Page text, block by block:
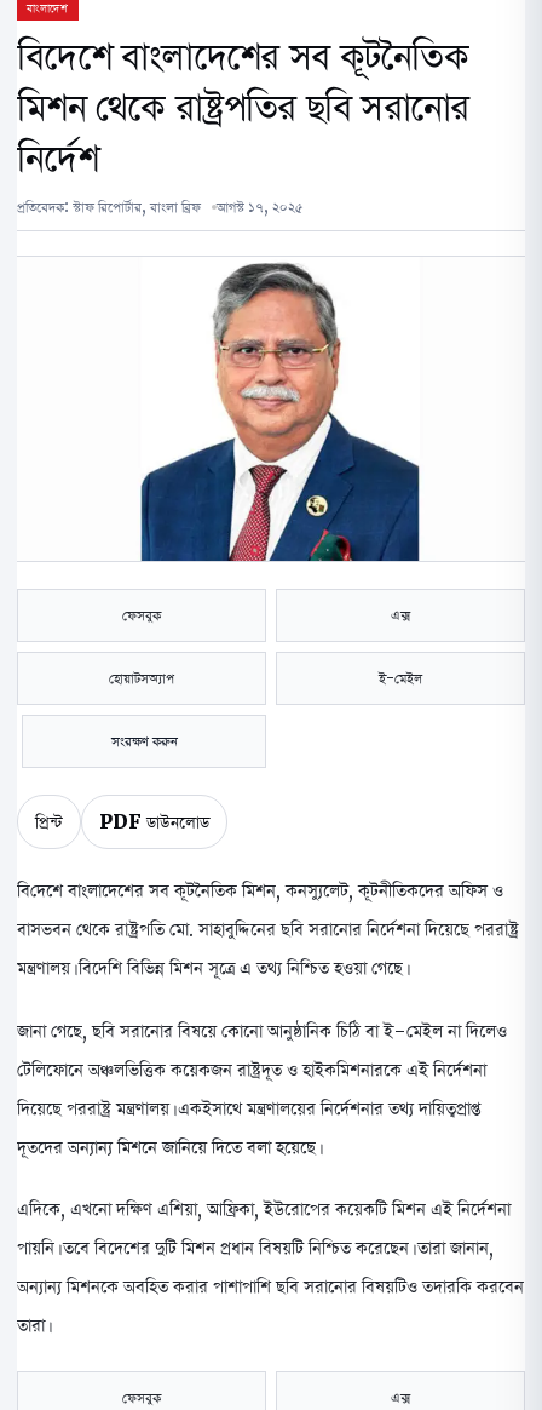
বাংলাদেশ
বিদেশে বাংলাদেশের সব কূটনৈতিক
মিশন থেকে রাষ্ট্রপতির ছবি সরানোর
নির্দেশ
প্রতিবেদক: স্টাফ রিপোর্টার, বাংলা ব্রিফ আগস্ট ১৭, ২০২৫
ফেসবুক এক্স
হোয়াটসঅ্যাপ ই-মেইল
সংরক্ষণ করুন
প্রিন্ট PDF ডাউনলোড
বিদেশে বাংলাদেশের সব কূটনৈতিক মিশন, কনস্যুলেট, কূটনীতিকদের অফিস ও
বাসভবন থেকে রাষ্ট্রপতি মো. সাহাবুদ্দিনের ছবি সরানোর নির্দেশনা দিয়েছে পররাষ্ট্র
মন্ত্রণালয়। বিদেশি বিভিন্ন মিশন সূত্রে এ তথ্য নিশ্চিত হওয়া গেছে।
জানা গেছে, ছবি সরানোর বিষয়ে কোনো আনুষ্ঠানিক চিঠি বা ই-মেইল না দিলেও
টেলিফোনে অঞ্চলভিত্তিক কয়েকজন রাষ্ট্রদূত ও হাইকমিশনারকে এই নির্দেশনা
দিয়েছে পররাষ্ট্র মন্ত্রণালয়। একইসাথে মন্ত্রণালয়ের নির্দেশনার তথ্য দায়িত্বপ্রাপ্ত
দূতদের অন্যান্য মিশনে জানিয়ে দিতে বলা হয়েছে।
এদিকে, এখনো দক্ষিণ এশিয়া, আফ্রিকা, ইউরোপের কয়েকটি মিশন এই নির্দেশনা
পায়নি। তবে বিদেশের দুটি মিশন প্রধান বিষয়টি নিশ্চিত করেছেন। তারা জানান,
অন্যান্য মিশনকে অবহিত করার পাশাপাশি ছবি সরানোর বিষয়টিও তদারকি করবেন
তারা।
ফেসবুক এক্স